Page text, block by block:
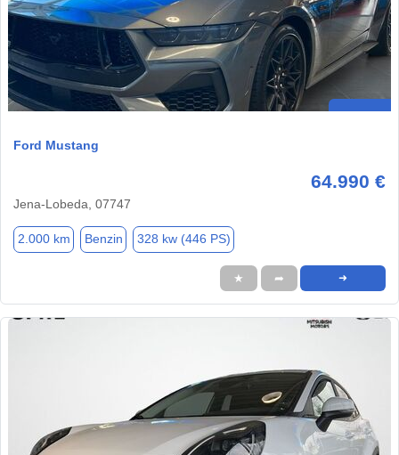
Ford Mustang
64.990 €
Jena-Lobeda, 07747
2.000 km Benzin 328 kw (446 PS)
★ ➦ ➜